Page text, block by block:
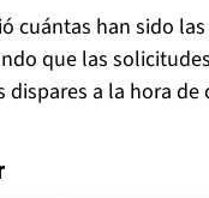
cuántas han sido
que las
dispares a la hora